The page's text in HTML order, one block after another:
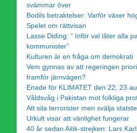
svämmar över
Bodils betraktelser: Varför växer
Spelet om rättvisan
Lasse Diding: ” Inför val låter alla
kommunister”
Kulturen är en fråga om demokrati
Vem gynnas av att regeringen
framför järnvägen?
Enade för KLIMATET den 22, 23
Våldsvåg i Pakistan mot folkliga
Att sila terrorister men svälja
Urkult visar att vänlighet fungerar
40 år sedan Aitik-strejken: Lars